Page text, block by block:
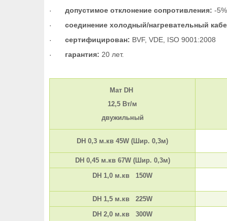
· допустимое отклонение сопротивления: -
· соединение холодный/нагревательный
· сертифицирован: BVF, VDE, ISO 9001:2008
· гарантия: 20 лет.
Мат DH
12,5 Вт/м
двужильный
DH 0,3 м.кв 45W (Шир. 0,3м)
DH 0,45 м.кв 67W (Шир. 0,3м)
DH 1,0 м.кв 150W
DH 1,5 м.кв 225W
DH 2,0 м.кв 300W